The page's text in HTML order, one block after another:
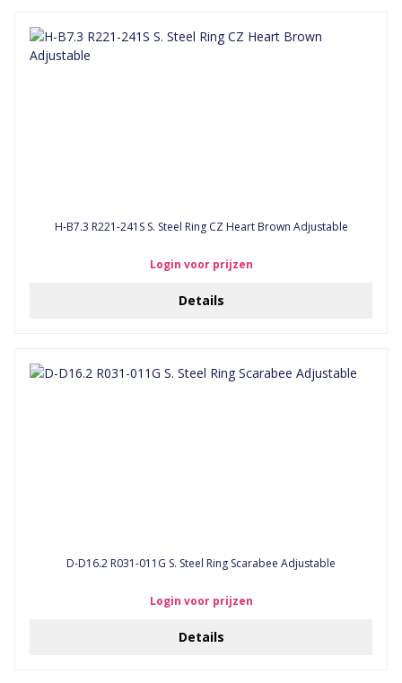
H-B7.3 R221-241S S. Steel Ring CZ Heart Brown Adjustable
Login voor prijzen
Details
D-D16.2 R031-011G S. Steel Ring Scarabee Adjustable
Login voor prijzen
Details